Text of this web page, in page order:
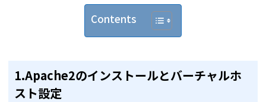
Contents
1.Apache2のインストールとバーチャルホ
スト設定